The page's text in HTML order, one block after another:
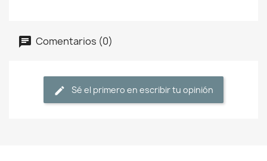
Comentarios (0)
Sé el primero en escribir tu opinión